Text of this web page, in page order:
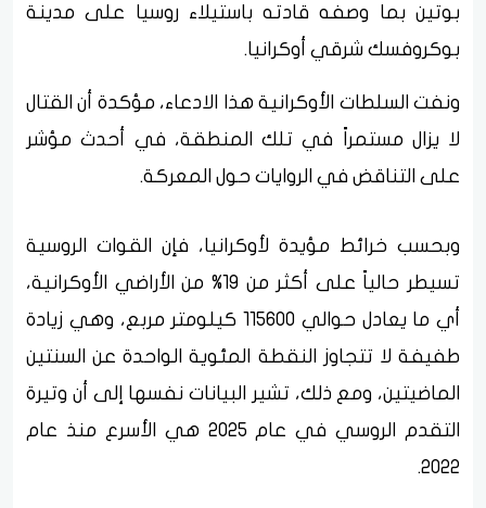
بوتين بما وصفه قادته باستيلاء روسيا على مدينة
بوكروفسك شرقي أوكرانيا.
ونفت السلطات الأوكرانية هذا الادعاء، مؤكدة أن القتال
لا يزال مستمراً في تلك المنطقة، في أحدث مؤشر
على التناقض في الروايات حول المعركة.
وبحسب خرائط مؤيدة لأوكرانيا، فإن القوات الروسية
تسيطر حالياً على أكثر من 19% من الأراضي الأوكرانية،
أي ما يعادل حوالي 115600 كيلومتر مربع، وهي زيادة
طفيفة لا تتجاوز النقطة المئوية الواحدة عن السنتين
الماضيتين، ومع ذلك، تشير البيانات نفسها إلى أن وتيرة
التقدم الروسي في عام 2025 هي الأسرع منذ عام
2022.